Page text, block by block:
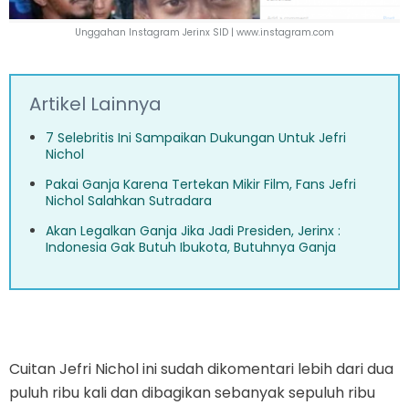
Unggahan Instagram Jerinx SID | www.instagram.com
Artikel Lainnya
7 Selebritis Ini Sampaikan Dukungan Untuk Jefri
Nichol
Pakai Ganja Karena Tertekan Mikir Film, Fans Jefri
Nichol Salahkan Sutradara
Akan Legalkan Ganja Jika Jadi Presiden, Jerinx :
Indonesia Gak Butuh Ibukota, Butuhnya Ganja
Cuitan Jefri Nichol ini sudah dikomentari lebih dari dua
puluh ribu kali dan dibagikan sebanyak sepuluh ribu